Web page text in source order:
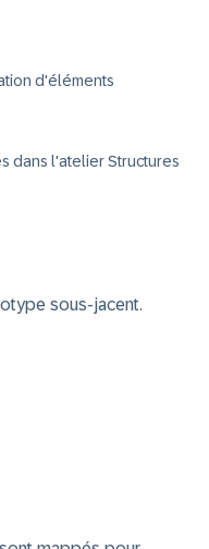
d'éléments
dans l'atelier Structures
sous-jacent.